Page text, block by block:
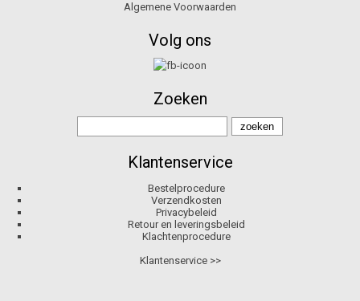
Algemene Voorwaarden
Volg ons
Zoeken
Klantenservice
Bestelprocedure
Verzendkosten
Privacybeleid
Retour en leveringsbeleid
Klachtenprocedure
Klantenservice >>